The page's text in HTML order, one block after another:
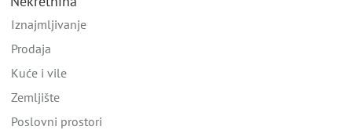
Iznajmljivanje
Prodaja
Kuće i vile
Zemljište
Poslovni prostori